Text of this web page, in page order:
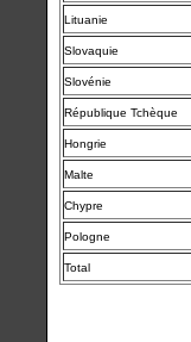
Lituanie
Slovaquie
Slovénie
République
Hongrie
Malte
Chypre
Pologne
Total